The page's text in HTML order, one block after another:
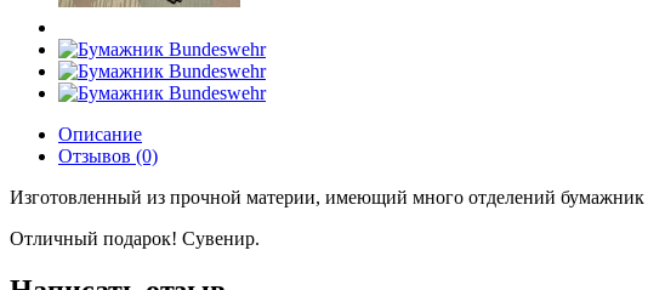
Описание
Отзывов (0)
Изготовленный из прочной материи, имеющий много отделений бумажник
Отличный подарок! Сувенир.